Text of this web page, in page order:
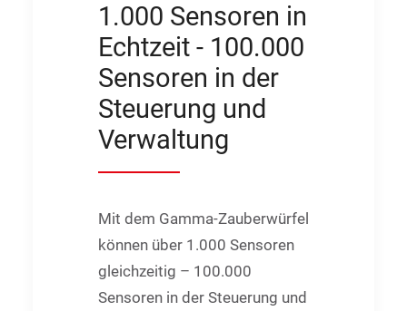
1.000 Sensoren in
Echtzeit - 100.000
Sensoren in der
Steuerung und
Verwaltung
Mit dem Gamma-Zauberwürfel
können über 1.000 Sensoren
gleichzeitig – 100.000
Sensoren in der Steuerung und